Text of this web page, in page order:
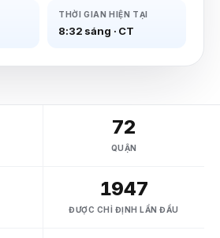
THỜI GIAN HIỆN TẠI
8:32 sáng · CT
72
QUẬN
1947
ĐƯỢC CHỈ ĐỊNH LẦN ĐẦU